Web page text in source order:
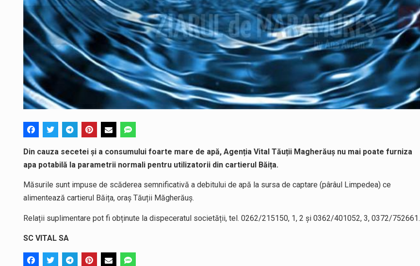
Din cauza secetei și a consumului foarte mare de apă, Agenția Vital Tăuții Magherăuș nu mai poate furniza
apa potabilă la parametrii normali pentru utilizatorii din cartierul Băița.
Măsurile sunt impuse de scăderea semnificativă a debitului de apă la sursa de captare (pârâul Limpedea) ce
alimentează cartierul Băița, oraș Tăuții Măgherăuș.
Relații suplimentare pot fi obținute la dispeceratul societății, tel. 0262/215150, 1, 2 și 0362/401052, 3, 0372/752661.
SC VITAL SA